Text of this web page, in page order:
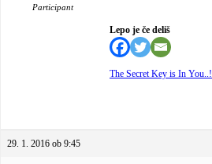
Participant
Lepo je če deliš
The Secret Key is In You..!
29. 1. 2016 ob 9:45